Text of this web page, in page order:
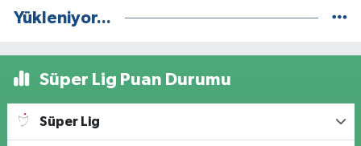
Yükleniyor...
Süper Lig Puan Durumu
Süper Lig